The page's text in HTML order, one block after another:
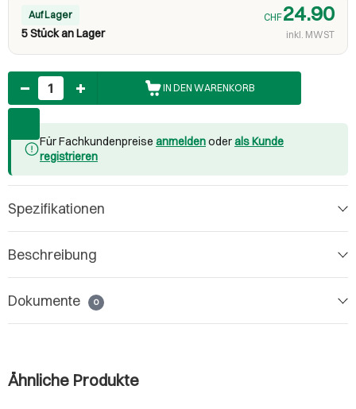
Auf Lager
5 Stück an Lager
CHF24.90
inkl. MWST
Anzahl
IN DEN WARENKORB
Für Fachkundenpreise anmeldenoderals Kunde
registrieren
Spezifikationen
Beschreibung
Dokumente 0
Ähnliche Produkte